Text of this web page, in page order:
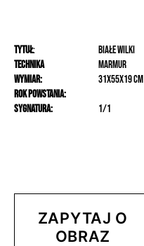
Tytuł:
Białe Wilki
Technika
Marmur
Wymiar:
31x55x19 cm
Rok powstania:
Sygnatura:
1/1
ZAPYTAJ O
OBRAZ